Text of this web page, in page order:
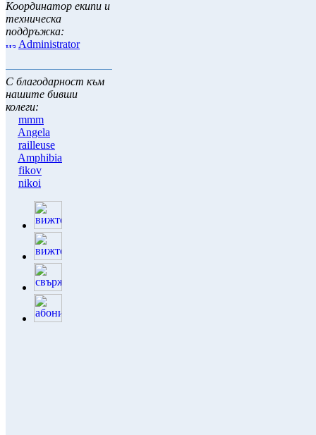
Координатор екипи и
техническа
поддръжка:
Administrator
С благодарност към
нашите бивши
колеги:
mmm
Angela
railleuse
Amphibia
fikov
nikoi